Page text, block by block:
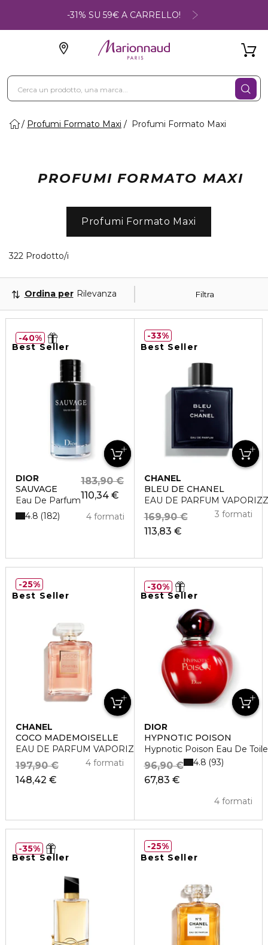
-31% SU 59€ A CARRELLO!
Profumi Formato Maxi Profumi Formato Maxi
PROFUMI FORMATO MAXI
Profumi Formato Maxi
322 Prodotto/i
Filtra
Ordina per Rilevanza
Best Seller
DIOR
SAUVAGE
Eau De Parfum110,34 €
183,90 €
4 formati
4.8 182
40%
Best Seller
CHANEL
BLEU DE CHANEL
EAU DE PARFUM
113,83 €
169,90 € 3 formati
33%
Best Seller
CHANEL
COCO MADEMOISELLE
EAU DE PARFUM VAPORIZZATORE
148,42 €
197,90 € 4 formati
25%
Best Seller
DIOR
HYPNOTIC POISON
Hypnotic Poison Eau De
67,83 €
96,90 €
4 formati
4.8 93
30%
Best Seller
35%
Best Seller
25%